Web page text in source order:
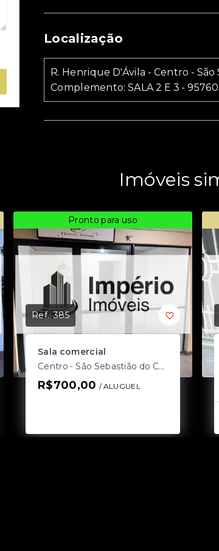
Localização
R. Henrique D'Ávila - Centro - São
Complemento: SALA 2 E 3 -
Imóveis
Pronto para uso
Ref.:385
Sala comercial
Centro - São Sebastião do Caí/RS
R$700,00 / ALUGUEL